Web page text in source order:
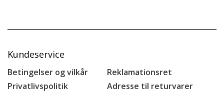
Kundeservice
Betingelser og vilkår
Privatlivspolitik
Reklamationsret
Adresse til returvarer